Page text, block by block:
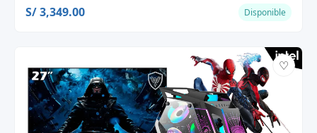
S/ 3,349.00 Disponible
♡